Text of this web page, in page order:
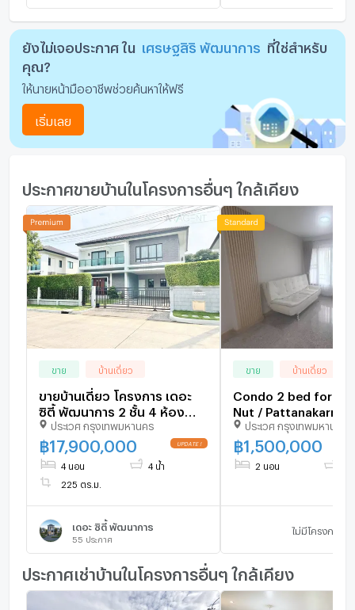
ยังไม่เจอประกาศ ใน เศรษฐสิริ พัฒนาการ
ที่ใช่สำหรับ
คุณ?
ให้นายหน้ามืออาชีพช่วยค้นหาให้ฟรี
เริ่มเลย
ประกาศขายบ้านในโครงการอื่นๆ ใกล้เคียง
ขาย บ้านเดี่ยว
ขายบ้านเดี่ยว โครงการ เดอะ
ซิตี้ พัฒนาการ 2 ชั้น 4 ห้อง
นอน 4 ห้องน้ำ
ประเวศ กรุงเทพมหานคร
฿17,900,000
4 นอน 4 น้ำ
225 ตร.ม.
เดอะ ซิตี้ พัฒนาการ
55 ประกาศ
ขาย บ้านเดี่ยว
Condo 2 bed for sale – On
Nut / Pattanakarn
ประเวศ กรุงเทพมหานคร
฿1,500,000
2 นอน
ไม่มีโครงการ
ประกาศเช่าบ้านในโครงการอื่นๆ ใกล้เคียง